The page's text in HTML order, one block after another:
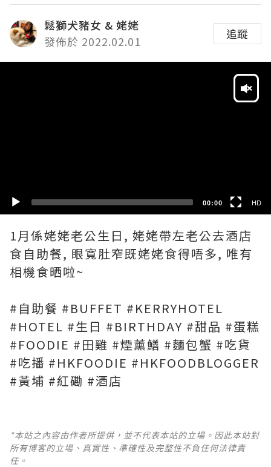
鬆獅犬豬女 & 姥姥
發佈於 2022.02.01
追蹤
00:00 HD
1月係姥姥老公生日, 姥姥帶左老公去酒店
食自助餐, 眼寬肚窄既姥姥食得唔多, 唯有
相機食晒啦~
#自助餐 #BUFFET #KERRYHOTEL
#HOTEL #生日 #BIRTHDAY #甜品 #蛋糕
#FOODIE #田雞 #煙薰鱔 #麵包蟹 #吃貨
#吃播 #HKFOODIE #HKFOODBLOGGER
#黃埔 #紅磡 #酒店
*本站之內容由作者所提供，並不代表本站的立場。因此本站對
所有博客的立場、真實性、準確性及完整性不負任何法律責
任。